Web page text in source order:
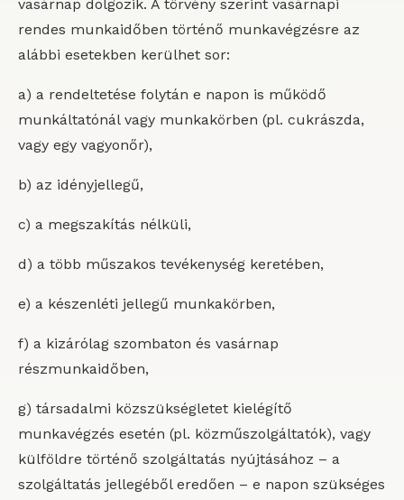
vasárnap dolgozik. A törvény szerint vasárnapi
rendes munkaidőben történő munkavégzésre az
alábbi esetekben kerülhet sor:
a) a rendeltetése folytán e napon is működő
munkáltatónál vagy munkakörben (pl. cukrászda,
vagy egy vagyonőr),
b) az idényjellegű,
c) a megszakítás nélküli,
d) a több műszakos tevékenység keretében,
e) a készenléti jellegű munkakörben,
f) a kizárólag szombaton és vasárnap
részmunkaidőben,
g) társadalmi közszükségletet kielégítő
munkavégzés esetén (pl. közműszolgáltatók), vagy
külföldre történő szolgáltatás nyújtásához – a
szolgáltatás jellegéből eredően – e napon szükséges